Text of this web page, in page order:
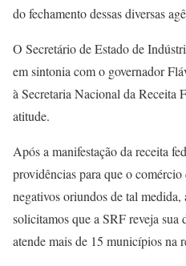
do fechamento dessas diversas
O Secretário de Estado de
em sintonia com o governador
à Secretaria Nacional da Receita
atitude.
Após a manifestação da receita
providências para que o
negativos oriundos de tal
solicitamos que a SRF reveja sua
atende mais de 15 municípios na